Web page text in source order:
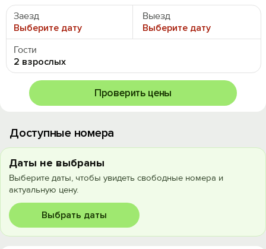
Заезд
Выберите дату
Выезд
Выберите дату
Гости
2 взрослых
Проверить цены
Доступные номера
Даты не выбраны
Выберите даты, чтобы увидеть свободные номера и
актуальную цену.
Выбрать даты